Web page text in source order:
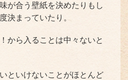
が合う壁紙を決めたりもし
決まっていたり。
から入ることは中々ないと
といけないことがほとんど